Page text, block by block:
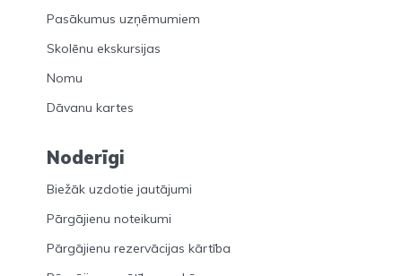
Pasākumus uzņēmumiem
Skolēnu ekskursijas
Nomu
Dāvanu kartes
Noderīgi
Biežāk uzdotie jautājumi
Pārgājienu noteikumi
Pārgājienu rezervācijas kārtība